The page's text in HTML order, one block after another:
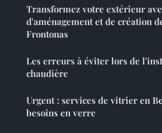
Transformez votre extérieur
d'aménagement et de création
Frontonas
Les erreurs à éviter lors de
chaudière
Urgent : services de vitrier en
besoins en verre